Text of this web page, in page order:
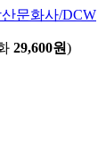
문화사/DCW
29,600원)